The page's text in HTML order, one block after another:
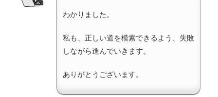
わかりました。
私も、正しい道を模索できるよう、失敗
しながら進んでいきます。
ありがとうございます。